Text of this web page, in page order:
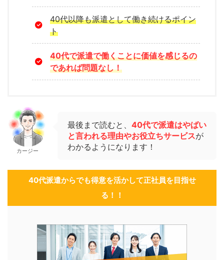
40代以降も派遣として働き続けるポイン
ト
40代で派遣で働くことに価値を感じるの
であれば問題なし！
カージー
最後まで読むと、 40代で派遣はやばい
と言われる理由やお役立ちサービスが
わかるようになります！
40代派遣からでも得意を活かして正社員を目指せ
る！！